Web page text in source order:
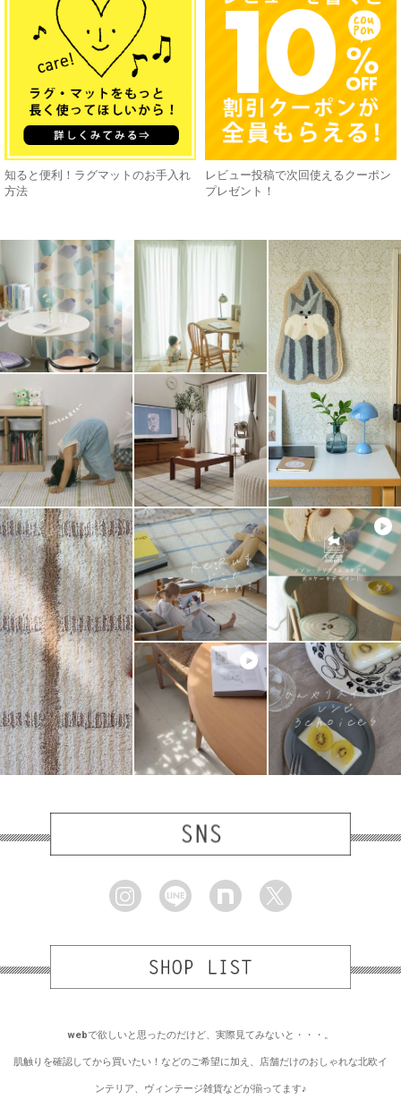
知ると便利！ラグマットのお手入れ
方法
レビュー投稿で次回使えるクーポン
プレゼント！
webで欲しいと思ったのだけど、実際見てみないと・・・。
肌触りを確認してから買いたい！などのご希望に加え、店舗だけのおしゃれな北欧イ
ンテリア、ヴィンテージ雑貨などが揃ってます♪